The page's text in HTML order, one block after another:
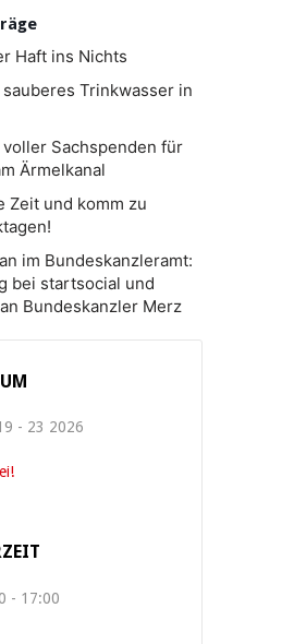
Haft ins Nichts
Trinkwasser in
Sachspenden für
Ärmelkanal
Zeit und komm zu
im Bundeskanzleramt:
bei startsocial und
Bundeskanzler Merz
- 23 2026
- 17:00